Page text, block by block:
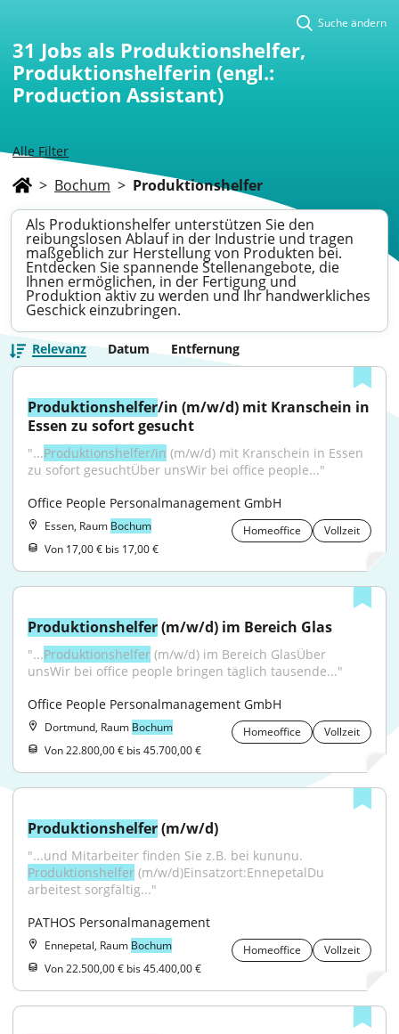
Alle Filter
Suche ändern
31 Jobs als Produktionshelfer,
Produktionshelferin (engl.:
Production Assistant)
> Bochum > Produktionshelfer
Als Produktionshelfer unterstützen Sie den
reibungslosen Ablauf in der Industrie und tragen
maßgeblich zur Herstellung von Produkten bei.
Entdecken Sie spannende Stellenangebote, die
Ihnen ermöglichen, in der Fertigung und
Produktion aktiv zu werden und Ihr handwerkliches
Geschick einzubringen.
Relevanz Datum Entfernung
Produktionshelfer/in (m/w/d) mit Kranschein in
Essen zu sofort gesucht
"...Produktionshelfer/in (m/w/d) mit Kranschein in Essen
zu sofort gesuchtÜber unsWir bei office people..."
Office People Personalmanagement GmbH
Essen, Raum Bochum Homeoffice
Vollzeit
Von 17,00 € bis 17,00 €
Produktionshelfer (m/w/d) im Bereich Glas
"...Produktionshelfer (m/w/d) im Bereich GlasÜber
unsWir bei office people bringen täglich tausende..."
Office People Personalmanagement GmbH
Dortmund, Raum Bochum Homeoffice
Vollzeit
Von 22.800,00 € bis 45.700,00 €
Produktionshelfer (m/w/d)
Produktionshelfer (m/w/d)Einsatzort:EnnepetalDu
arbeitest sorgfältig..."
PATHOS Personalmanagement
Ennepetal, Raum Bochum Homeoffice
Vollzeit
Von 22.500,00 € bis 45.400,00 €